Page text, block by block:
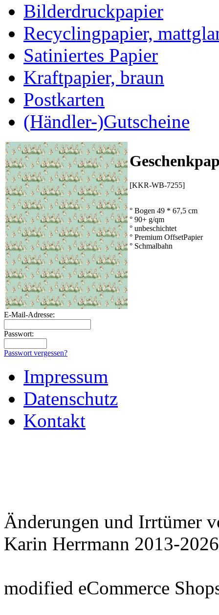
Bilderdruckpapier
Recyclingpapier,
Satiniertes Papier
Kraftpapier, braun
Postkarten
(Händler-)Gutscheine
[KKR-WB-7255]
° Bogen 49 * 67,5 cm
° 90+ g/qm
° unbeschichtet
° Premium OffsetPapier
° Schmalbahn
E-Mail-Adresse:
Passwort:
Passwort vergessen?
Impressum
Datenschutz
Kontakt
Änderungen und Irrtümer
Karin Herrmann 2013-2026
modified eCommerce